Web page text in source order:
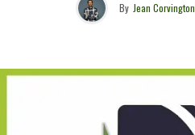
By Jean Corvington